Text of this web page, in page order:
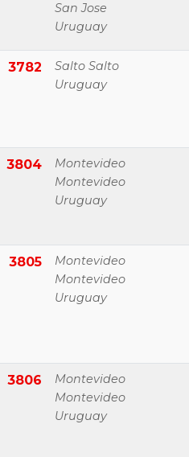
San Jose
Uruguay
3782
Salto Salto
Uruguay
3804
Montevideo
Montevideo
Uruguay
3805
Montevideo
Montevideo
Uruguay
3806
Montevideo
Montevideo
Uruguay